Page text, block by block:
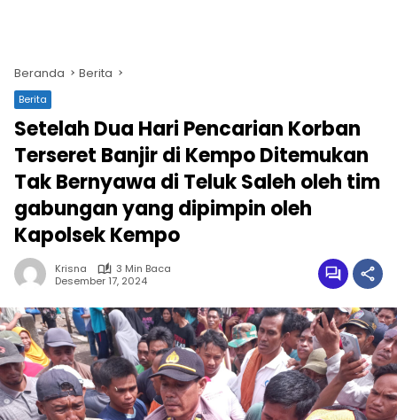
Beranda Berita
Berita
Setelah Dua Hari Pencarian Korban
Terseret Banjir di Kempo Ditemukan
Tak Bernyawa di Teluk Saleh oleh tim
gabungan yang dipimpin oleh
Kapolsek Kempo
Krisna
3 Min Baca
Desember 17, 2024